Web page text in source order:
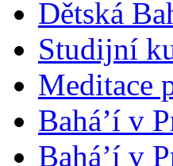
Dětská
Studijní
Meditace
Bahá’í v
Bahá’í v